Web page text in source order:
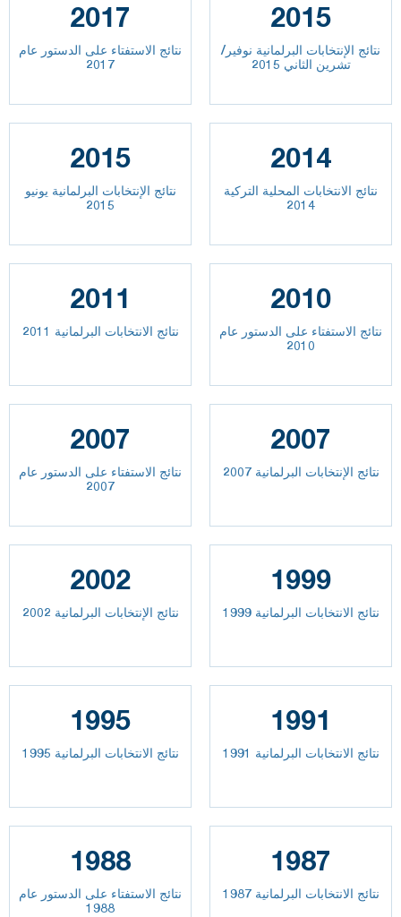
2017
نتائج الاستفتاء على الدستور عام
2017
2015
نتائج الإنتخابات البرلمانية نوفير/
تشرين الثاني 2015
2015
نتائج الإنتخابات البرلمانية يونيو
2015
2014
نتائج الانتخابات المحلية التركية
2014
2011
نتائج الانتخابات البرلمانية 2011
2010
نتائج الاستفتاء على الدستور عام
2010
2007
نتائج الاستفتاء على الدستور عام
2007
2007
نتائج الإنتخابات البرلمانية 2007
2002
نتائج الإنتخابات البرلمانية 2002
1999
نتائج الانتخابات البرلمانية 1999
1995
نتائج الانتخابات البرلمانية 1995
1991
نتائج الانتخابات البرلمانية 1991
1988
نتائج الاستفتاء على الدستور عام
1988
1987
نتائج الانتخابات البرلمانية 1987